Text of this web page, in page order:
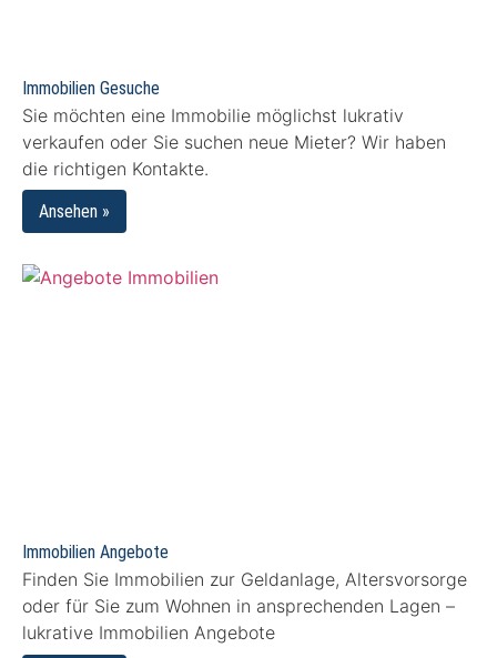
Immobilien Gesuche
Sie möchten eine Immobilie möglichst lukrativ
verkaufen oder Sie suchen neue Mieter? Wir haben
die richtigen Kontakte.
Ansehen »
Immobilien Angebote
Finden Sie Immobilien zur Geldanlage, Altersvorsorge
oder für Sie zum Wohnen in ansprechenden Lagen –
lukrative Immobilien Angebote